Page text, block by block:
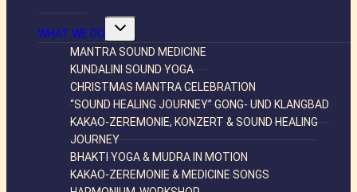
WHAT WE DO
Untermenü
MANTRA SOUND MEDICINE
KUNDALINI SOUND YOGA
CHRISTMAS MANTRA CELEBRATION
“SOUND HEALING JOURNEY” GONG- UND KLANGBAD
KAKAO-ZEREMONIE, KONZERT & SOUND HEALING
JOURNEY
BHAKTI YOGA & MUDRA IN MOTION
KAKAO-ZEREMONIE & MEDICINE SONGS